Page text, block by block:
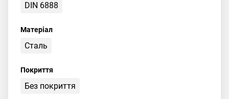
DIN 6888
Матеріал
Сталь
Покриття
Без покриття